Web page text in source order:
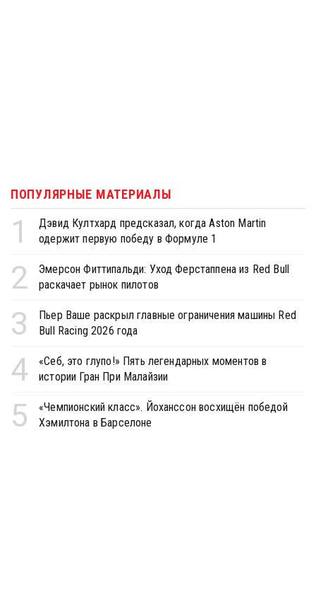
ПОПУЛЯРНЫЕ МАТЕРИАЛЫ
1
Дэвид Култхард предсказал, когда Aston Martin
одержит первую победу в Формуле 1
2
Эмерсон Фиттипальди: Уход Ферстаппена из Red Bull
раскачает рынок пилотов
3
Пьер Ваше раскрыл главные ограничения машины Red
Bull Racing 2026 года
4
«Себ, это глупо!» Пять легендарных моментов в
истории Гран При Малайзии
5
«Чемпионский класс». Йоханссон восхищён победой
Хэмилтона в Барселоне